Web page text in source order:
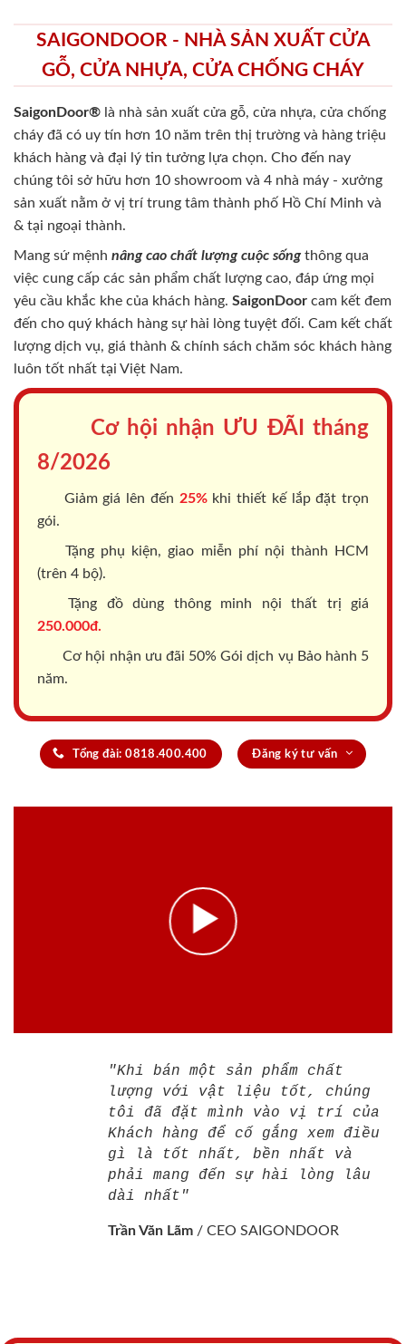
SAIGONDOOR - NHÀ SẢN XUẤT CỬA
GỖ, CỬA NHỰA, CỬA CHỐNG CHÁY
SaigonDoor® là nhà sản xuất cửa gỗ, cửa nhựa, cửa chống
cháy đã có uy tín hơn 10 năm trên thị trường và hàng triệu
khách hàng và đại lý tin tưởng lựa chọn. Cho đến nay
chúng tôi sở hữu hơn 10 showroom và 4 nhà máy - xưởng
sản xuất nằm ở vị trí trung tâm thành phố Hồ Chí Minh và
& tại ngoại thành.
Mang sứ mệnh nâng cao chất lượng cuộc sốngthông qua
việc cung cấp các sản phẩm chất lượng cao, đáp ứng mọi
yêu cầu khắc khe của khách hàng. SaigonDoor cam kết đem
đến cho quý khách hàng sự hài lòng tuyệt đối. Cam kết chất
lượng dịch vụ, giá thành & chính sách chăm sóc khách hàng
luôn tốt nhất tại Việt Nam.
Cơ hội nhận ƯU ĐÃI tháng
8/2026
Giảm giá lên đến 25%khi thiết kế lắp đặt trọn
gói.
Tặng phụ kiện, giao miễn phí nội thành HCM
(trên 4 bộ).
Tặng đồ dùng thông minh nội thất trị giá
250.000đ.
Cơ hội nhận ưu đãi 50% Gói dịch vụ Bảo hành 5
năm.
Tổng đài: 0818.400.400 Đăng ký tư vấn
"Khi bán một sản phẩm chất
lượng với vật liệu tốt, chúng
tôi đã đặt mình vào vị trí của
Khách hàng để cố gắng xem điều
gì là tốt nhất, bền nhất và
phải mang đến sự hài lòng lâu
dài nhất"
Trần Văn Lãm / CEO SAIGONDOOR